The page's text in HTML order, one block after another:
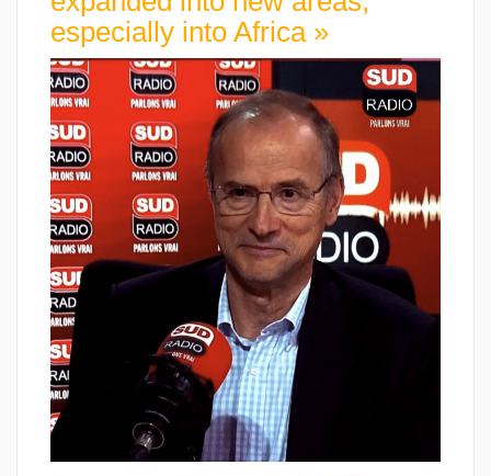
especially into Africa »